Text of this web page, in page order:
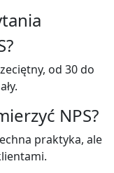
od 30 do
NPS?
praktyka, ale